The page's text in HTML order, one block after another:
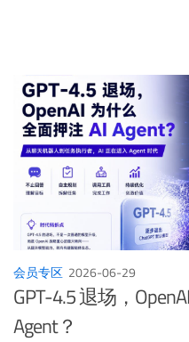
会员专区 2026-06-29
GPT-4.5 退场，
Agent？